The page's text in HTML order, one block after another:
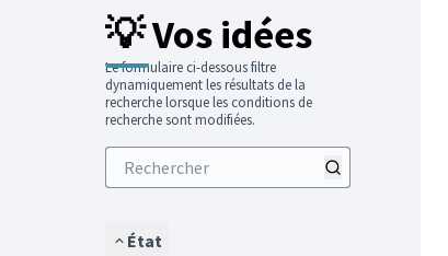
💡 Vos idées
Le formulaire ci-dessous filtre
dynamiquement les résultats de la
recherche lorsque les conditions de
recherche sont modifiées.
État